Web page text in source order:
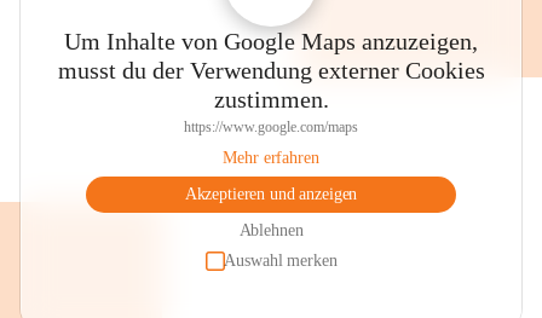
Um Inhalte von Google Maps anzuzeigen,
musst du der Verwendung externer Cookies
zustimmen.
https://www.google.com/maps
Mehr erfahren
Akzeptieren und anzeigen
Ablehnen
Auswahl merken